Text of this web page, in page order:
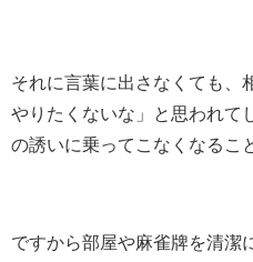
それに言葉に出さなくても、
やりたくないな」と思われて
の誘いに乗ってこなくなるこ
ですから部屋や麻雀牌を清潔